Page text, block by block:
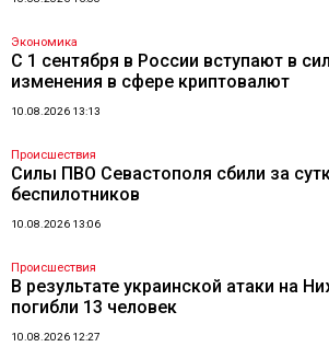
Экономика
С 1 сентября в России вступают в
изменения в сфере криптовалют
10.08.2026 13:13
Происшествия
Силы ПВО Севастополя сбили за
беспилотников
10.08.2026 13:06
Происшествия
В результате украинской атаки на
погибли 13 человек
10.08.2026 12:27